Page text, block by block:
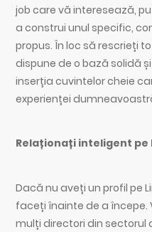
job care vă interesează,
a construi unul specific,
propus. În loc să rescrieți
dispune de o bază solidă
inserția cuvintelor cheie
experienței
Relaționați inteligent pe
Dacă nu aveți un profil pe
faceți înainte de a începe.
mulți directori din